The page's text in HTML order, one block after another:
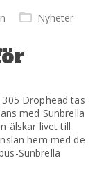
Nyheter
Drophead tas
med Sunbrella
älskar livet till
hem med de
Sunbrella